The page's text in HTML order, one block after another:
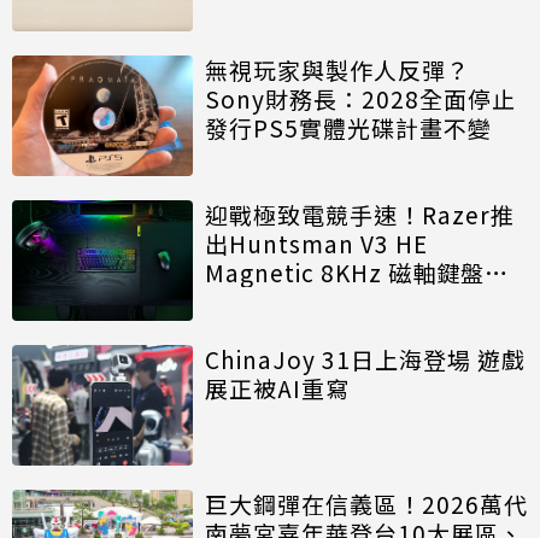
無視玩家與製作人反彈？
Sony財務長：2028全面停止
發行PS5實體光碟計畫不變
迎戰極致電競手速！Razer推
出Huntsman V3 HE
Magnetic 8KHz 磁軸鍵盤效
ChinaJoy 31日上海登場 遊戲
展正被AI重寫
巨大鋼彈在信義區！2026萬代